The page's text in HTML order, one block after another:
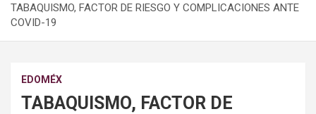
TABAQUISMO, FACTOR DE RIESGO Y COMPLICACIONES ANTE
COVID-19
EDOMÉX
TABAQUISMO, FACTOR DE